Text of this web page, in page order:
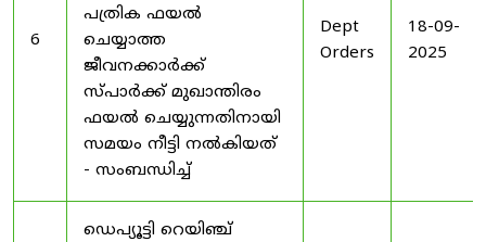
6
പത്രിക ഫയൽ
ചെയ്യാത്ത
ജീവനക്കാർക്ക്
സ്പാർക്ക് മുഖാന്തിരം
ഫയൽ ചെയ്യുന്നതിനായി
സമയം നീട്ടി നൽകിയത്
- സംബന്ധിച്ച്
Dept
Orders
18-09-
2025
ഡെപ്യൂട്ടി റെയിഞ്ച്